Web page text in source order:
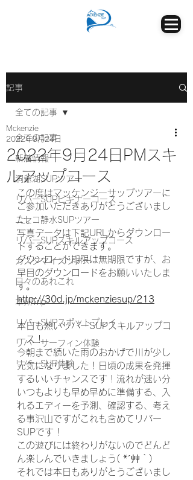
記事
全ての記事
新着情報
洞爺湖SUPツアー
リバーSUPビギナーコース
ニセコ静水SUPツアー
リバーSUPスキルアップコース
カスタマイズツアー
日々のあれこれ
本州Trip
リバーSUPスポットプレイ
リバーサーフィン体験
リバーSUP体験
全ての記事
2022年9月24日PMスキ
ルアップコース
Mckenzie
2022年9月24日
この度はマッケンジーサップツアーに
ご参加いただきありがとうございまし
た。
写真データは下記URLからダウンロー
ドすることができます。
ダウンロード期限は無期限ですが、お
早目のダウンロードをお願いいたしま
す。
http://30d.jp/mckenziesup/213
本日も熱いリバーSUPスキルアップコ
ース！
今朝まで続いた雨のおかげで川が少し
元気になりました！日頃の成果を発揮
するいいチャンスです！流れが速い分
いつもよりも早め早めに準備する、入
れるエディーを予測、確認する、考え
る事沢山ですがこれも含めてリバー
SUPです！
この遊びには終わりがないのでどんど
ん楽しんでいきましょう( *´艸｀)
それでは本日もありがとうございまし